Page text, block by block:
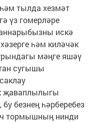
тылда хезмәт
үз гомерләре
искә
һәм киләчәк
мәңге яшәү
сугышы
җаваплылыгы
безнең һәрберебез
тормышның нинди